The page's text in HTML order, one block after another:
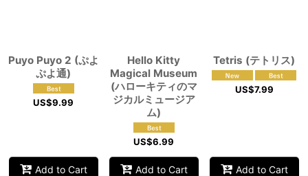
Puyo Puyo 2 (ぷよ
ぷよ通)
US$9.99
Add to Cart
Hello Kitty
Magical Museum
(ハローキティのマ
ジカルミュージア
ム)
US$6.99
Add to Cart
Tetris (テトリス)
US$7.99
Add to Cart